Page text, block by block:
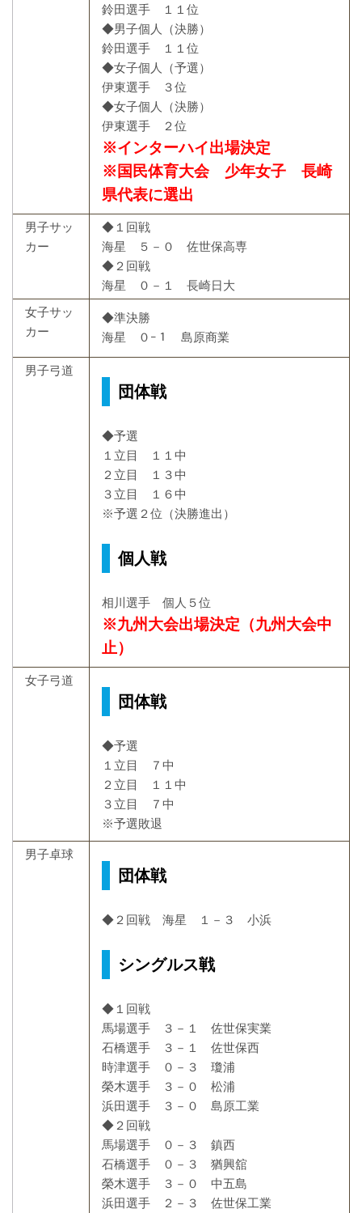
鈴田選手 １１位
◆男子個人（決勝）
鈴田選手 １１位
◆女子個人（予選）
伊東選手 ３位
◆女子個人（決勝）
伊東選手 ２位
※インターハイ出場決定
※国民体育大会 少年女子 長崎
県代表に選出
男子サッ
カー
◆１回戦
海星 ５－０ 佐世保高専
◆２回戦
海星 ０－１ 長崎日大
女子サッ
カー
◆準決勝
海星 ０ｰ１ 島原商業
男子弓道
団体戦
◆予選
１立目 １１中
２立目 １３中
３立目 １６中
※予選２位（決勝進出）
個人戦
相川選手 個人５位
※九州大会出場決定（九州大会中
止）
女子弓道
団体戦
◆予選
１立目 ７中
２立目 １１中
３立目 ７中
※予選敗退
男子卓球
団体戦
◆２回戦 海星 １－３ 小浜
シングルス戦
◆１回戦
馬場選手 ３－１ 佐世保実業
石橋選手 ３－１ 佐世保西
時津選手 ０－３ 瓊浦
榮木選手 ３－０ 松浦
浜田選手 ３－０ 島原工業
◆２回戦
馬場選手 ０－３ 鎮西
石橋選手 ０－３ 猶興舘
榮木選手 ３－０ 中五島
浜田選手 ２－３ 佐世保工業